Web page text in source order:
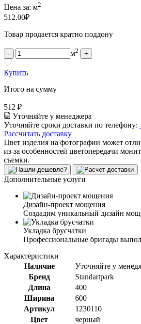
Цена за: м2
512.00₽
Товар продается кратно поддону
- м2 +
Купить
Итого на сумму
512 ₽
Уточняйте у менеджера
Уточняйте сроки доставки по телефону:
Рассчитать доставку
Цвет изделия на фотографии может
из-за особенностей цветопередачи
съемки.
Дополнительные услуги
Дизайн-проект мощения
Создадим уникальный дизайн
Укладка брусчатки
Профессиональные бригады
Характеристики
Наличие
Уточняйте у
Бренд
Standartpark
Длина
400
Ширина
600
Артикул
1230110
Цвет
черный